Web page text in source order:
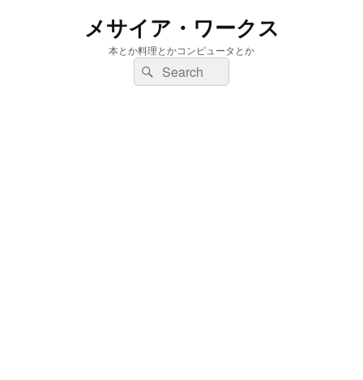
メサイア・ワークス
本とか料理とかコンピュータとか
検
索:
検
索